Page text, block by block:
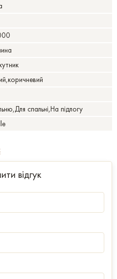
спальні,На підлогу
відгук